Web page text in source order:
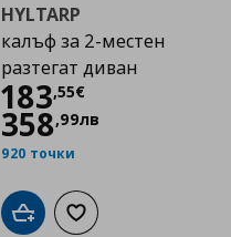
HYLTARP
калъф за 2-местен
разтегат диван
183,55€
Цена
358,99лв
920 точки
Добави в кошницата
Добави към